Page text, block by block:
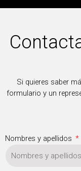
Si quieres saber
formulario y un
Nombres y apellidos